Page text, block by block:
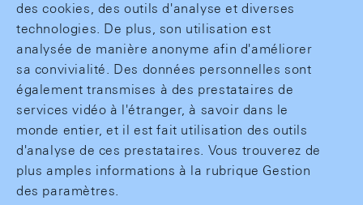
des cookies, des outils d'analyse et diverses
technologies. De plus, son utilisation est
analysée de manière anonyme afin d'améliorer
sa convivialité. Des données personnelles sont
également transmises à des prestataires de
services vidéo à l'étranger, à savoir dans le
monde entier, et il est fait utilisation des outils
d'analyse de ces prestataires. Vous trouverez de
plus amples informations à la rubrique Gestion
des paramètres.